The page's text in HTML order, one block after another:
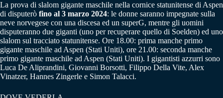
La prova di slalom gigante maschile nella cornice statunitense di Aspen
di disputerò fino al 3 marzo 2024: le donne saranno impegnate sulla
neve norvegese con una discesa ed un superG, mentre gli uomini
disputeranno due giganti (uno per recuperare quello di Soelden) ed uno
slalom sul tracciato statunitense. Ore 18.00: prima manche primo
gigante maschile ad Aspen (Stati Uniti), ore 21.00: seconda manche
primo gigante maschile ad Aspen (Stati Uniti). I gigantisti azzurri sono
Luca De Aliprandini, Giovanni Borsotti, Filippo Della Vite, Alex
Vinatzer, Hannes Zingerle e Simon Talacci.